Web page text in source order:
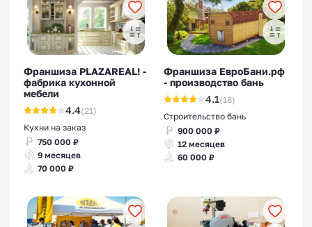
Франшиза PLAZAREAL! -
фабрика кухонной
мебели
4.4(21)
Кухни на заказ
750 000 ₽
9 месяцев
70 000 ₽
Франшиза ЕвроБани.рф
- производство бань
4.1(18)
Строительство бань
900 000 ₽
12 месяцев
60 000 ₽